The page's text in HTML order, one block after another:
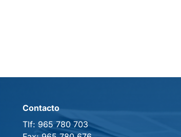
Contacto
Tlf: 965 780 703